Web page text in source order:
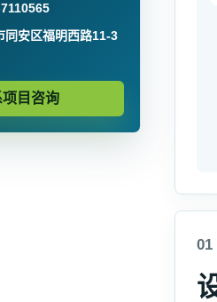
同安区福明西路11-3
目咨询
01